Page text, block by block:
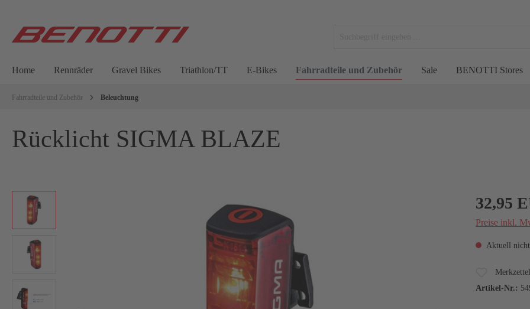
Home Rennräder Gravel Bikes Triathlon/TT E-Bikes Fahrradteile und Zubehör Sale BENOTTI Stores
Fahrradteile und Zubehör Beleuchtung
Rücklicht SIGMA BLAZE
32,95
Preise inkl.
Aktuell
Merkzettel
Artikel-Nr.: